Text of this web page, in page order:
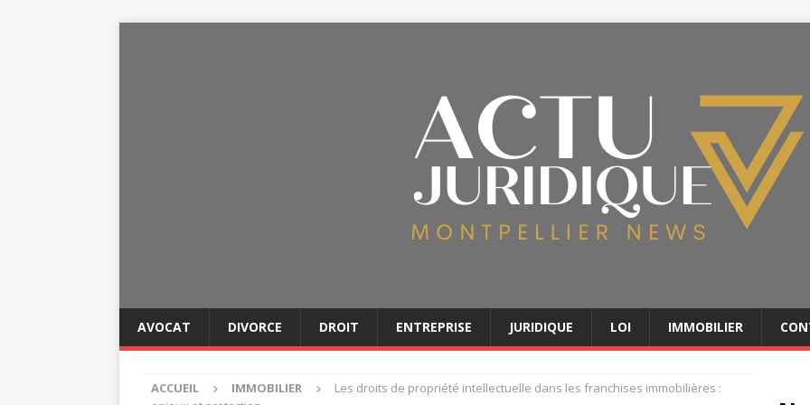
AVOCAT DIVORCE DROIT ENTREPRISE JURIDIQUE LOI IMMOBILIER
ACCUEIL IMMOBILIER
Les droits de propriété intellectuelle dans les franchises immobilières :